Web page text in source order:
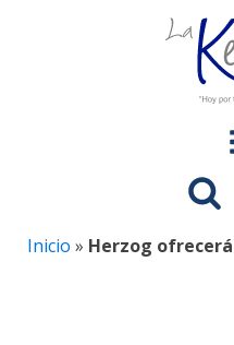
Inicio » Herzog